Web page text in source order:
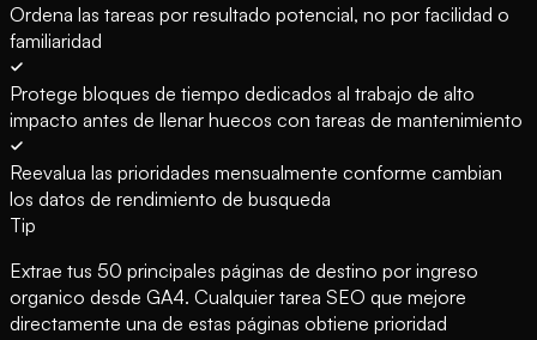
Ordena las tareas por resultado potencial, no por facilidad o
familiaridad
Protege bloques de tiempo dedicados al trabajo de alto
impacto antes de llenar huecos con tareas de mantenimiento
Reevalua las prioridades mensualmente conforme cambian
los datos de rendimiento de busqueda
Tip
Extrae tus 50 principales páginas de destino por ingreso
organico desde GA4. Cualquier tarea SEO que mejore
directamente una de estas páginas obtiene prioridad